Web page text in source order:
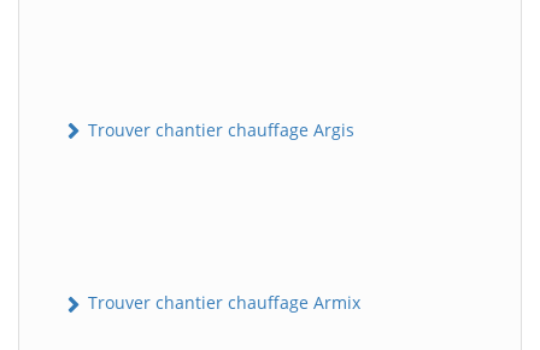
Trouver chantier chauffage Argis
Trouver chantier chauffage Armix